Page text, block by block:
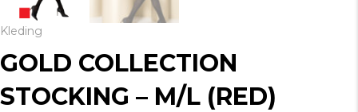
Kleding
GOLD COLLECTION
STOCKING – M/L (RED)